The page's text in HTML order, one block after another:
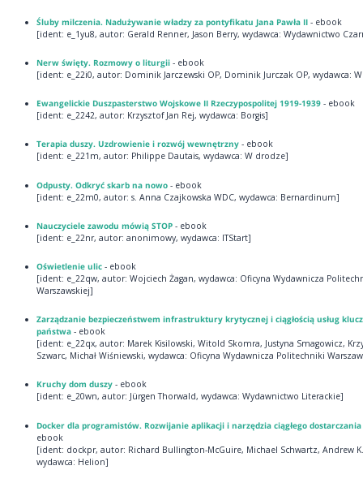
Śluby milczenia. Nadużywanie władzy za pontyfikatu Jana Pawła II - ebook
[ident: e_1yu8, autor: Gerald Renner, Jason Berry, wydawca: Wydawnictwo
Nerw święty. Rozmowy o liturgii- ebook
[ident: e_22i0, autor: Dominik Jarczewski OP, Dominik Jurczak OP, wydawca:
Ewangelickie Duszpasterstwo Wojskowe II Rzeczypospolitej 1919-1939- ebook
[ident: e_2242, autor: Krzysztof Jan Rej, wydawca: Borgis]
Terapia duszy. Uzdrowienie i rozwój wewnętrzny- ebook
[ident: e_221m, autor: Philippe Dautais, wydawca: W drodze]
Odpusty. Odkryć skarb na nowo- ebook
[ident: e_22m0, autor: s. Anna Czajkowska WDC, wydawca: Bernardinum]
Nauczyciele zawodu mówią STOP - ebook
[ident: e_22nr, autor: anonimowy, wydawca: ITStart]
Oświetlenie ulic- ebook
[ident: e_22qw, autor: Wojciech Żagan, wydawca: Oficyna Wydawnicza
Warszawskiej]
Zarządzanie bezpieczeństwem infrastruktury krytycznej i ciągłością usług
państwa - ebook
[ident: e_22qx, autor: Marek Kisilowski, Witold Skomra, Justyna Smagowicz,
Szwarc, Michał Wiśniewski, wydawca: Oficyna Wydawnicza Politechniki
Kruchy dom duszy- ebook
[ident: e_20wn, autor: Jürgen Thorwald, wydawca: Wydawnictwo Literackie]
Docker dla programistów. Rozwijanie aplikacji i narzędzia ciągłego dostarczania
ebook
[ident: dockpr, autor: Richard Bullington-McGuire, Michael Schwartz, Andrew
wydawca: Helion]